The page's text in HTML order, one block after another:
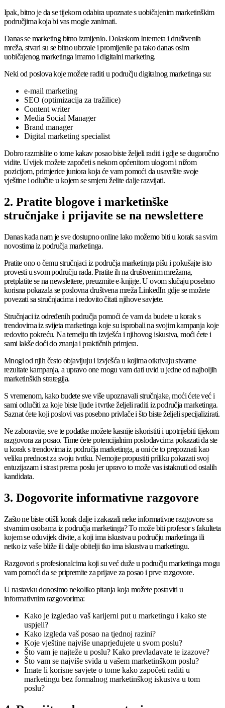
Ipak, bitno je da se tijekom odabira upoznate s uobičajenim marketinškim
područjima koja bi vas mogle zanimati.
Danas se marketing bitno izmijenio. Dolaskom Interneta i društvenih
mreža, stvari su se bitno ubrzale i promijenile pa tako danas osim
uobičajenog marketinga imamo i digitalni marketing.
Neki od poslova koje možete raditi u području digitalnog marketinga su:
e-mail marketing
SEO (optimizacija za tražilice)
Content writer
Media Social Manager
Brand manager
Digital marketing specialist
Dobro razmislite o tome kakav posao biste željeli raditi i gdje se dugoročno
vidite. Uvijek možete započeti s nekom općenitom ulogom i nižom
pozicijom, primjerice juniora koja će vam pomoći da usavršite svoje
vještine i odlučite u kojem se smjeru želite dalje razvijati.
2. Pratite blogove i marketinške
stručnjake i prijavite se na newslettere
Danas kada nam je sve dostupno online lako možemo biti u korak sa svim
novostima iz područja marketinga.
Pratite ono o čemu stručnjaci iz područja marketinga pišu i pokušajte isto
provesti u svom području rada. Pratite ih na društvenim mrežama,
pretplatite se na newslettere, preuzmite e-knjige. U ovom slučaju posebno
korisna pokazala se poslovna društvena mreža LinkedIn gdje se možete
povezati sa stručnjacima i redovito čitati njihove savjete.
Stručnjaci iz određenih područja pomoći će vam da budete u korak s
trendovima iz svijeta marketinga koje su isprobali na svojim kampanja koje
redovito pokreću. Na temelju tih izvješća i njihovog iskustva, moći ćete i
sami lakše doći do znanja i praktičnih primjera.
Mnogi od njih često objavljuju i izvješća u kojima otkrivaju stvarne
rezultate kampanja, a upravo one mogu vam dati uvid u jedne od najboljih
marketinških strategija.
S vremenom, kako budete sve više upoznavali stručnjake, moći ćete već i
sami odlučiti za koje biste ljude i tvrtke željeli raditi iz područja marketinga.
Saznat ćete koji poslovi vas posebno privlače i što biste željeli specijalizirati.
Ne zaboravite, sve te podatke možete kasnije iskoristiti i upotrijebiti tijekom
razgovora za posao. Time ćete potencijalnim poslodavcima pokazati da ste
u korak s trendovima iz područja marketinga, a oni će to prepoznati kao
veliku prednost za svoju tvrtku. Nemojte propustiti priliku pokazati svoj
entuzijazam i strast prema poslu jer upravo to može vas istaknuti od ostalih
kandidata.
3. Dogovorite informativne razgovore
Zašto ne biste otišli korak dalje i zakazali neke informativne razgovore sa
stvarnim osobama iz područja marketinga? To može biti profesor s fakulteta
kojem se oduvijek divite, a koji ima iskustva u području marketinga ili
netko iz vaše bliže ili dalje obitelji tko ima iskustva u marketingu.
Razgovori s profesionalcima koji su već duže u području marketinga mogu
vam pomoći da se pripremite za prijave za posao i prve razgovore.
U nastavku donosimo nekoliko pitanja koja možete postaviti u
informativnim razgovorima:
Kako je izgledao vaš karijerni put u marketingu i kako ste
uspjeli?
Kako izgleda vaš posao na tjednoj razini?
Koje vještine najviše unaprjeđujete u svom poslu?
Što vam je najteže u poslu? Kako prevladavate te izazove?
Što vam se najviše sviđa u vašem marketinškom poslu?
Imate li korisne savjete o tome kako započeti raditi u
marketingu bez formalnog marketinškog iskustva u tom
poslu?